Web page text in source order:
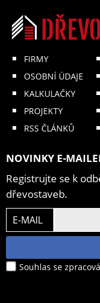
FIRMY
OSOBNÍ ÚDAJE
KALKULAČKY
PROJEKTY
RSS ČLÁNKŮ
NOVINKY E-
Registrujte se k
dřevostaveb.
E-MAIL
Souhlas se